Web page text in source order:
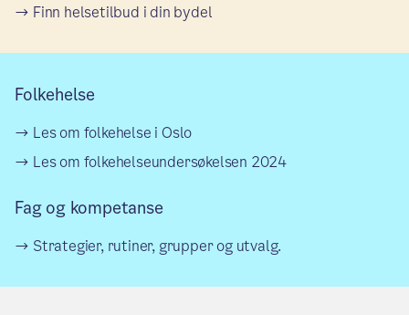
Finn helsetilbud i din bydel
Folkehelse
Les om folkehelse i Oslo
Les om folkehelseundersøkelsen 2024
Fag og kompetanse
Strategier, rutiner, grupper og utvalg.